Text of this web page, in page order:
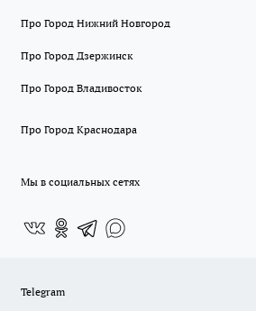
Про Город Нижний Новгород
Про Город Дзержинск
Про Город Владивосток
Про Город Краснодара
Мы в социальных сетях
Telegram